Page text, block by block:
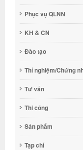
Phục vụ QLNN
KH & CN
Đào tạo
Thí nghiệm/Chứng
Tư vấn
Thi công
Sản phẩm
Tạp chí